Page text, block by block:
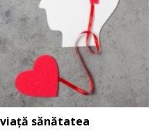
sănătatea